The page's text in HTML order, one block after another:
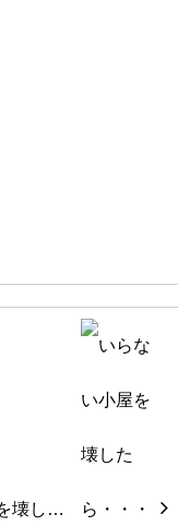
壊し…